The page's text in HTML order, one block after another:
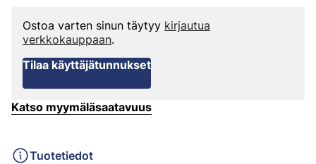
Ostoa varten sinun täytyy kirjautua
verkkokauppaan.
Tilaa käyttäjätunnukset
Katso myymäläsaatavuus
Tuotetiedot